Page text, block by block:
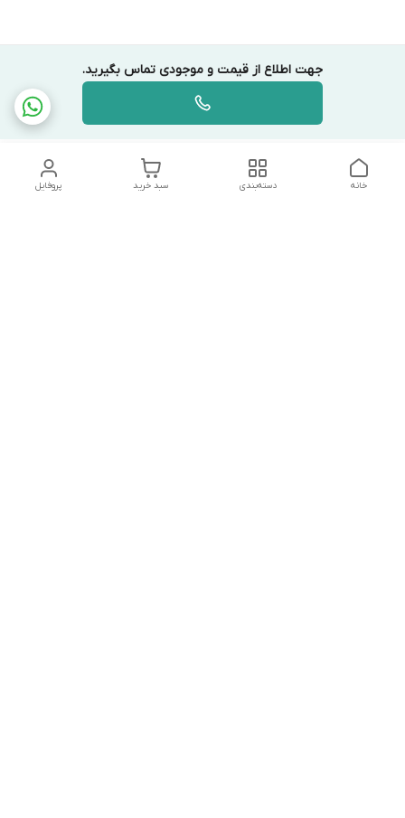
جهت اطلاع از قیمت و موجودی تماس بگیرید.
پروفایل سبد خرید دسته‌بندی خانه